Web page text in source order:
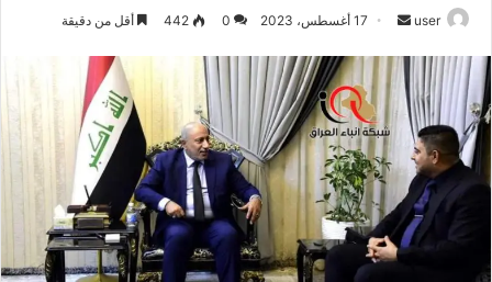
user
أرسل
إلكترونيا
17 أغسطس، 2023 0
442 أقل من دقيقة